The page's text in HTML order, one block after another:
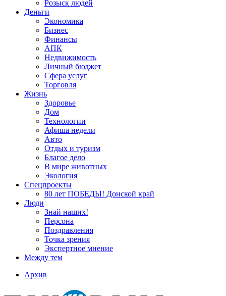
Розыск людей
Деньги
Экономика
Бизнес
Финансы
АПК
Недвижимость
Личный бюджет
Сфера услуг
Торговля
Жизнь
Здоровье
Дом
Технологии
Афиша недели
Авто
Отдых и туризм
Благое дело
В мире животных
Экология
Спецпроекты
80 лет ПОБЕДЫ! Донской край
Люди
Знай наших!
Персона
Поздравления
Точка зрения
Экспертное мнение
Между тем
Архив